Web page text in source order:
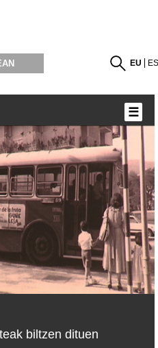
EU
biltzen dituen
☰